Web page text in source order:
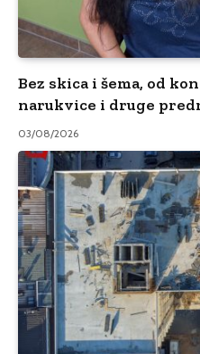
Bez skica i šema, od
narukvice i druge
03/08/2026